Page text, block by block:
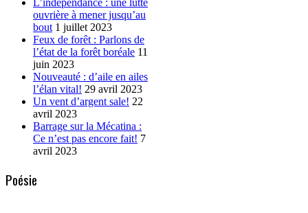
ouvrière à mener jusqu’au
bout 1 juillet 2023
Feux de forêt : Parlons de
l’état de la forêt boréale 11
juin 2023
Nouveauté : d’aile en ailes
l’élan vital! 29 avril 2023
Un vent d’argent sale! 22
avril 2023
Barrage sur la Mécatina :
Ce n’est pas encore fait! 7
avril 2023
Poésie